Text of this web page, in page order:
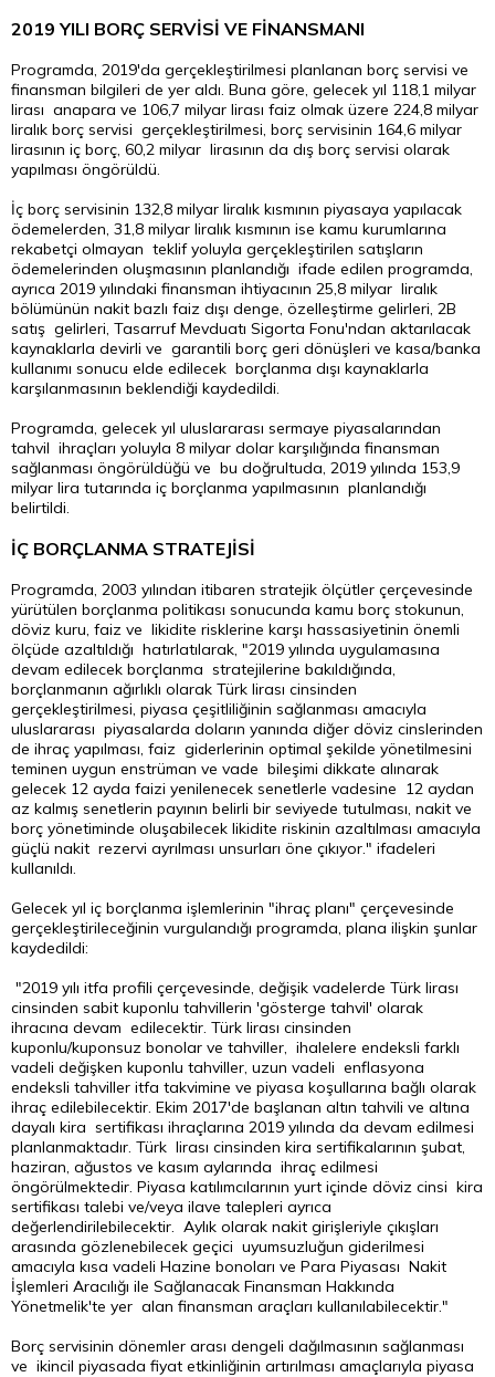
2019 YILI BORÇ SERVİSİ VE FİNANSMANI
Programda, 2019'da gerçekleştirilmesi planlanan borç servisi ve
finansman bilgileri de yer aldı. Buna göre, gelecek yıl 118,1 milyar
lirası anapara ve 106,7 milyar lirası faiz olmak üzere 224,8 milyar
liralık borç servisi gerçekleştirilmesi, borç servisinin 164,6 milyar
lirasının iç borç, 60,2 milyar lirasının da dış borç servisi olarak
yapılması öngörüldü.
İç borç servisinin 132,8 milyar liralık kısmının piyasaya yapılacak
ödemelerden, 31,8 milyar liralık kısmının ise kamu kurumlarına
rekabetçi olmayan teklif yoluyla gerçekleştirilen satışların
ödemelerinden oluşmasının planlandığı ifade edilen programda,
ayrıca 2019 yılındaki finansman ihtiyacının 25,8 milyar liralık
bölümünün nakit bazlı faiz dışı denge, özelleştirme gelirleri, 2B
satış gelirleri, Tasarruf Mevduatı Sigorta Fonu'ndan aktarılacak
kaynaklarla devirli ve garantili borç geri dönüşleri ve kasa/banka
kullanımı sonucu elde edilecek borçlanma dışı kaynaklarla
karşılanmasının beklendiği kaydedildi.
Programda, gelecek yıl uluslararası sermaye piyasalarından
tahvil ihraçları yoluyla 8 milyar dolar karşılığında finansman
sağlanması öngörüldüğü ve bu doğrultuda, 2019 yılında 153,9
milyar lira tutarında iç borçlanma yapılmasının planlandığı
belirtildi.
İÇ BORÇLANMA STRATEJİSİ
Programda, 2003 yılından itibaren stratejik ölçütler çerçevesinde
yürütülen borçlanma politikası sonucunda kamu borç stokunun,
döviz kuru, faiz ve likidite risklerine karşı hassasiyetinin önemli
ölçüde azaltıldığı hatırlatılarak, "2019 yılında uygulamasına
devam edilecek borçlanma stratejilerine bakıldığında,
borçlanmanın ağırlıklı olarak Türk lirası cinsinden
gerçekleştirilmesi, piyasa çeşitliliğinin sağlanması amacıyla
uluslararası piyasalarda doların yanında diğer döviz cinslerinden
de ihraç yapılması, faiz giderlerinin optimal şekilde yönetilmesini
teminen uygun enstrüman ve vade bileşimi dikkate alınarak
gelecek 12 ayda faizi yenilenecek senetlerle vadesine 12 aydan
az kalmış senetlerin payının belirli bir seviyede tutulması, nakit ve
borç yönetiminde oluşabilecek likidite riskinin azaltılması amacıyla
güçlü nakit rezervi ayrılması unsurları öne çıkıyor." ifadeleri
kullanıldı.
Gelecek yıl iç borçlanma işlemlerinin "ihraç planı" çerçevesinde
gerçekleştirileceğinin vurgulandığı programda, plana ilişkin şunlar
kaydedildi:
"2019 yılı itfa profili çerçevesinde, değişik vadelerde Türk lirası
cinsinden sabit kuponlu tahvillerin 'gösterge tahvil' olarak
ihracına devam edilecektir. Türk lirası cinsinden
kuponlu/kuponsuz bonolar ve tahviller, ihalelere endeksli farklı
vadeli değişken kuponlu tahviller, uzun vadeli enflasyona
endeksli tahviller itfa takvimine ve piyasa koşullarına bağlı olarak
ihraç edilebilecektir. Ekim 2017'de başlanan altın tahvili ve altına
dayalı kira sertifikası ihraçlarına 2019 yılında da devam edilmesi
planlanmaktadır. Türk lirası cinsinden kira sertifikalarının şubat,
haziran, ağustos ve kasım aylarında ihraç edilmesi
öngörülmektedir. Piyasa katılımcılarının yurt içinde döviz cinsi kira
sertifikası talebi ve/veya ilave talepleri ayrıca
değerlendirilebilecektir. Aylık olarak nakit girişleriyle çıkışları
arasında gözlenebilecek geçici uyumsuzluğun giderilmesi
amacıyla kısa vadeli Hazine bonoları ve Para Piyasası Nakit
İşlemleri Aracılığı ile Sağlanacak Finansman Hakkında
Yönetmelik'te yer alan finansman araçları kullanılabilecektir."
Borç servisinin dönemler arası dengeli dağılmasının sağlanması
ve ikincil piyasada fiyat etkinliğinin artırılması amaçlarıyla piyasa